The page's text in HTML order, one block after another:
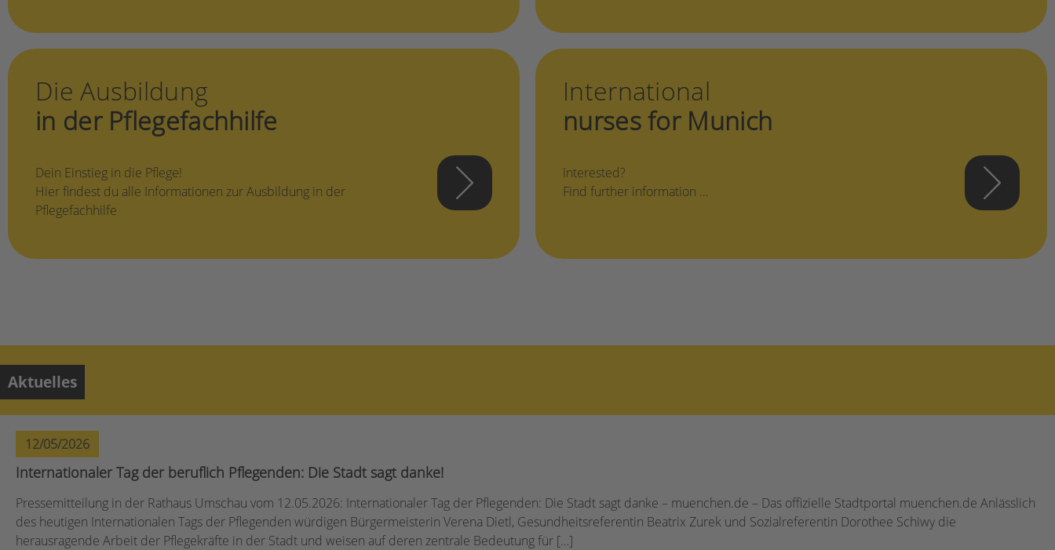
Die Ausbildung
in der Pflegefachhilfe
Dein Einstieg in die Pflege!
Hier findest du alle Informationen zur Ausbildung in der
Pflegefachhilfe
International
nurses for Munich
Interested?
Find further information …
Aktuelles
12/05/2026
Internationaler Tag der beruflich Pflegenden: Die Stadt sagt danke!
Pressemitteilung in der Rathaus Umschau vom 12.05.2026: Internationaler Tag der Pflegenden: Die Stadt sagt danke – muenchen.de – Das offizielle Stadtportal muenchen.de Anlässlich
des heutigen Internationalen Tags der Pflegenden würdigen Bürgermeisterin Verena Dietl, Gesundheitsreferentin Beatrix Zurek und Sozialreferentin Dorothee Schiwy die
herausragende Arbeit der Pflegekräfte in der Stadt und weisen auf deren zentrale Bedeutung für […]